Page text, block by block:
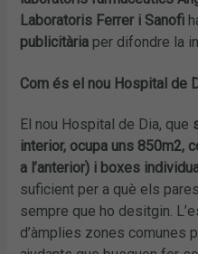
Laboratoris Ferrer i Sanofi
publicitària per difondre la
Com és el nou Hospital de
El nou Hospital de Dia, que
interior, ocupa uns 850m2,
a l’anterior) i boxes
suficient per a què els
sempre que ho desitgin.
d’àmplies zones comunes